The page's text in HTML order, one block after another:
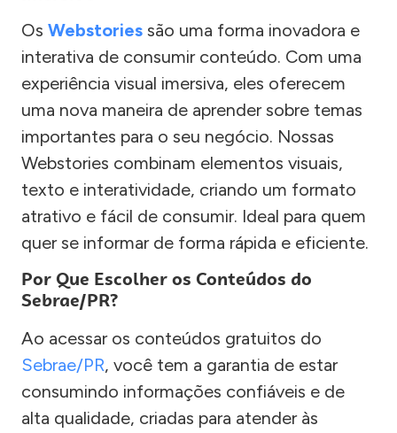
Os Webstories são uma forma inovadora e
interativa de consumir conteúdo. Com uma
experiência visual imersiva, eles oferecem
uma nova maneira de aprender sobre temas
importantes para o seu negócio. Nossas
Webstories combinam elementos visuais,
texto e interatividade, criando um formato
atrativo e fácil de consumir. Ideal para quem
quer se informar de forma rápida e eficiente.
Por Que Escolher os Conteúdos do
Sebrae/PR?
Ao acessar os conteúdos gratuitos do
Sebrae/PR, você tem a garantia de estar
consumindo informações confiáveis e de
alta qualidade, criadas para atender às